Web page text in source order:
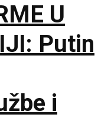
U
Putin
i